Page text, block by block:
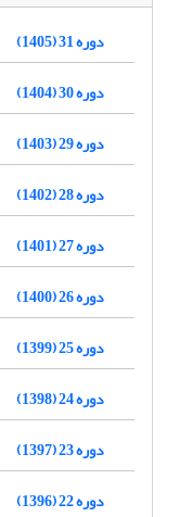
دوره 31 (1405)
دوره 30 (1404)
دوره 29 (1403)
دوره 28 (1402)
دوره 27 (1401)
دوره 26 (1400)
دوره 25 (1399)
دوره 24 (1398)
دوره 23 (1397)
دوره 22 (1396)